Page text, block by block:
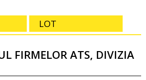
LOT
FIRMELOR ATS, DIVIZIA